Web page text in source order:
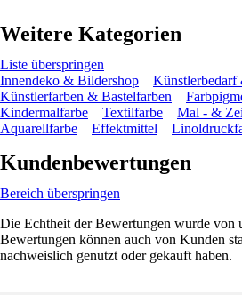
Weitere Kategorien
Liste überspringen
Innendeko & Bildershop
Künstlerbedarf
Künstlerfarben & Bastelfarben
Kindermalfarbe
Textilfarbe Mal - &
Aquarellfarbe
Effektmittel
Kundenbewertungen
Bereich überspringen
Die Echtheit der Bewertungen wurde von
Bewertungen können auch von Kunden
nachweislich genutzt oder gekauft haben.